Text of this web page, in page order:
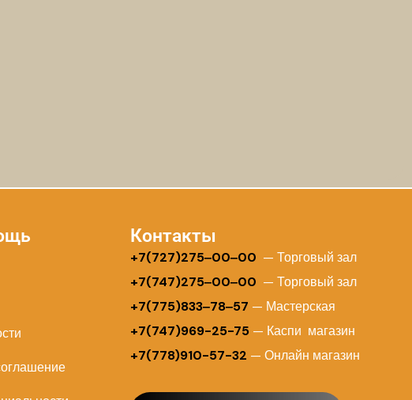
Контакты
+7(727)275‒00‒00 — Торговый зал
+7(747)275‒00‒00 — Торговый зал
+7(775)833‒78‒57 — Мастерская
+7(747)969-25-75— Каспи магазин
+7(778)910-57-32 — Онлайн магазин